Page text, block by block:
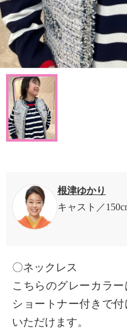
根津ゆかり
キャスト
〇ネックレス
こちらのグレーカラー
ショートナー付きで
いただけます。